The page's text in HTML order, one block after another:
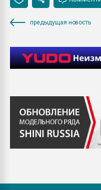
предыдущая новость